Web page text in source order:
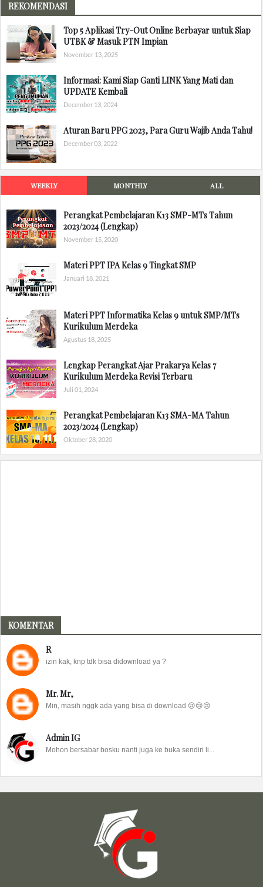
REKOMENDASI
Top 5 Aplikasi Try-Out Online Berbayar untuk Siap
UTBK & Masuk PTN Impian
November 13, 2025
Informasi: Kami Siap Ganti LINK Yang Mati dan
UPDATE Kembali
December 13, 2024
Aturan Baru PPG 2023, Para Guru Wajib Anda Tahu!
December 03, 2022
WEEKLY MONTHLY ALL
Perangkat Pembelajaran K13 SMP-MTs Tahun
2023/2024 (Lengkap)
November 15, 2020
Materi PPT IPA Kelas 9 Tingkat SMP
Januari 18, 2021
Materi PPT Informatika Kelas 9 untuk SMP/MTs
Kurikulum Merdeka
Agustus 18, 2025
Lengkap Perangkat Ajar Prakarya Kelas 7
Kurikulum Merdeka Revisi Terbaru
Juli 01, 2024
Perangkat Pembelajaran K13 SMA-MA Tahun
2023/2024 (Lengkap)
Oktober 28, 2020
KOMENTAR
R
izin kak, knp tdk bisa didownload ya ?
Mr. Mr,
Min, masih nggk ada yang bisa di download 😢😢😢
Admin IG
Mohon bersabar bosku nanti juga ke buka sendiri li...